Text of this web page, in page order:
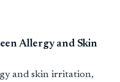
Allergy and Skin
and skin irritation,